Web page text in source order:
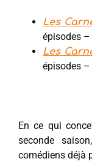
Les
épisodes
Les
épisodes
En ce qui
seconde
comédiens déjà